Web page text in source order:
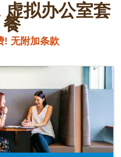
拟办公室套
餐
! 无附加条款